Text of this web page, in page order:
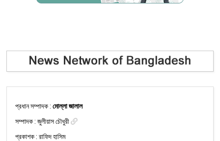
প্রধান সম্পাদক :মোল্লা জালাল
সম্পাদক :জুলীয়াস চৌধুরী
প্রকাশক : রাফিদ হাসিম